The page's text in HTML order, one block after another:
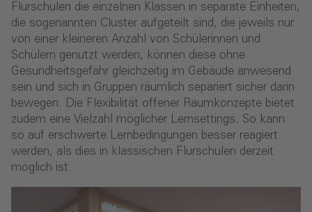
Flurschulen die einzelnen Klassen in separate Einheiten,
die sogenannten Cluster aufgeteilt sind, die jeweils nur
von einer kleineren Anzahl von Schülerinnen und
Schülern genutzt werden, können diese ohne
Gesundheitsgefahr gleichzeitig im Gebäude anwesend
sein und sich in Gruppen räumlich separiert sicher darin
bewegen. Die Flexibilität offener Raumkonzepte bietet
zudem eine Vielzahl möglicher Lernsettings. So kann
so auf erschwerte Lernbedingungen besser reagiert
werden, als dies in klassischen Flurschulen derzeit
möglich ist.